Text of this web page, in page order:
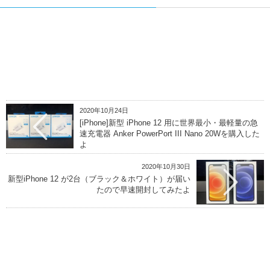
2020年10月24日
[iPhone]新型 iPhone 12 用に世界最小・最軽量の急
速充電器 Anker PowerPort III Nano 20Wを購入した
よ
2020年10月30日
新型iPhone 12 が2台（ブラック＆ホワイト）が届い
たので早速開封してみたよ